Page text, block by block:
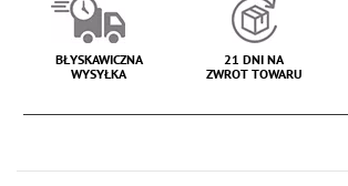
BŁYSKAWICZNA
WYSYŁKA
21 DNI NA
ZWROT TOWARU